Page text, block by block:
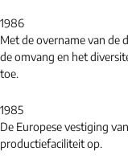
1986
Met de overname van de
de omvang en het
toe.
1985
De Europese vestiging
productiefaciliteit op.